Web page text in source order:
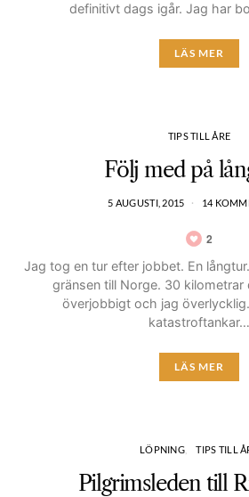
definitivt dags igår. Jag har
LÄS MER
TIPS TILL ÅRE
Följ med på
5 AUGUSTI, 2015 14
2
Jag tog en tur efter jobbet. En
gränsen till Norge. 30 kilometrar
överjobbigt och jag
katastroftankar…
LÄS MER
LÖPNING TIPS TILL
Pilgrimsleden till